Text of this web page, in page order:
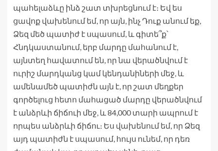
պահելաձևը ինձ շատ տխրեցնում է։ Եվ ես
ցավոք վախենում եմ, որ այն, ինչ Դուք անում եք,
Ձեզ մեծ պատիժ է սպասում, և գիտե՞ք՝
Հնդկաստանում, երբ մարդը մահանում է,
այնտեղ հավատում են, որ նա վերածնվում է
ուրիշ մարդկանց կամ կենդանիների մեջ, և
ամենամեծ պատիժն այն է, որ շատ մեղքեր
գործելուց հետո մահացած մարդը վերածնվում
է անձրևի ճիճուի մեջ, և 84,000 տարի ապրում է
որպես անձրևի ճիճու։ Ես վախենում եմ, որ Ձեզ
այդ պատիժն է սպասում, հույս ունեմ, որ դեռ